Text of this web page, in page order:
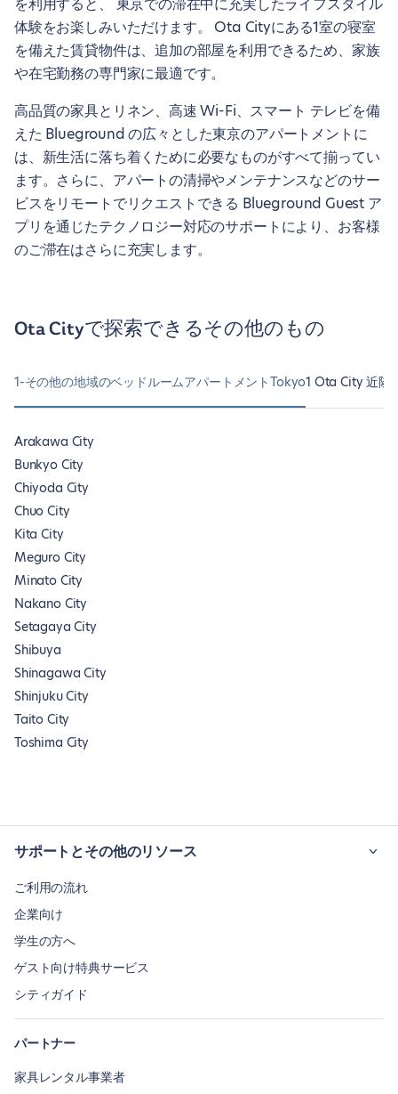
体験をお楽しみいただけます。 Ota Cityにある1室の寝室
を備えた賃貸物件は、追加の部屋を利用できるため、家族
や在宅勤務の専門家に最適です。
高品質の家具とリネン、高速 Wi-Fi、スマート テレビを備
えた Blueground の広々とした東京のアパートメントに
は、新生活に落ち着くために必要なものがすべて揃ってい
ます。さらに、アパートの清掃やメンテナンスなどのサー
ビスをリモートでリクエストできる Blueground Guest ア
プリを通じたテクノロジー対応のサポートにより、お客様
のご滞在はさらに充実します。
Ota Cityで探索できるその他のもの
1-その他の地域のベッドルームアパートメントTokyo1 Ota City 近隣
Arakawa City
Bunkyo City
Chiyoda City
Chuo City
Kita City
Meguro City
Minato City
Nakano City
Setagaya City
Shibuya
Shinagawa City
Shinjuku City
Taito City
Toshima City
サポートとその他のリソース
ご利用の流れ
企業向け
学生の方へ
ゲスト向け特典サービス
シティガイド
パートナー
家具レンタル事業者